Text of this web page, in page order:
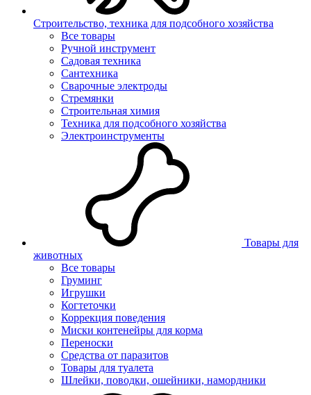
Строительство, техника для подсобного хозяйства
Все товары
Ручной инструмент
Садовая техника
Сантехника
Сварочные электроды
Стремянки
Строительная химия
Техника для подсобного хозяйства
Электроинструменты
Товары для
животных
Все товары
Груминг
Игрушки
Когтеточки
Коррекция поведения
Миски контенейры для корма
Переноски
Средства от паразитов
Товары для туалета
Шлейки, поводки, ошейники, намордники